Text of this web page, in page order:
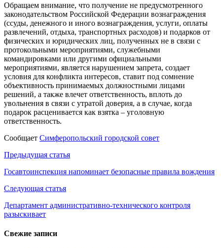
Обращаем внимание, что получение не предусмотренного
законодательством Российской Федерации вознаграждения
(ссуды, денежного и иного вознаграждения, услуги, оплаты
развлечений, отдыха, транспортных расходов) и подарков от
физических и юридических лиц, полученных не в связи с
протокольными мероприятиями, служебными
командировками или другими официальными
мероприятиями, является нарушением запрета, создает
условия для конфликта интересов, ставит под сомнение
объективность принимаемых должностными лицами
решений, а также влечет ответственность, вплоть до
увольнения в связи с утратой доверия, а в случае, когда
подарок расценивается как взятка – уголовную
ответственность.
Сообщает Симферопольский городской совет
Навигация
по
записям
Предыдущая статья
Госавтоинспекция напоминает безопасные правила вождения
Следующая статья
Департамент административно-технического контроля
разыскивает
Свежие записи